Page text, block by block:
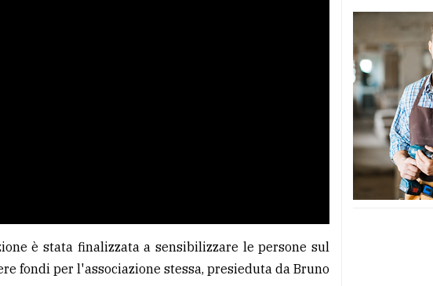
è stata finalizzata a sensibilizzare le persone sul
fondi per l'associazione stessa, presieduta da Bruno